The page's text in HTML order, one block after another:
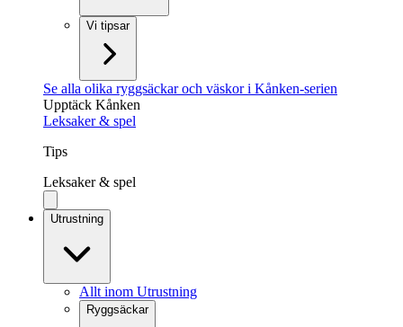
Vi tipsar
Se alla olika ryggsäckar och väskor i Kånken-serien
Upptäck Kånken
Leksaker & spel
Tips
Leksaker & spel
Utrustning
Allt inom Utrustning
Ryggsäckar